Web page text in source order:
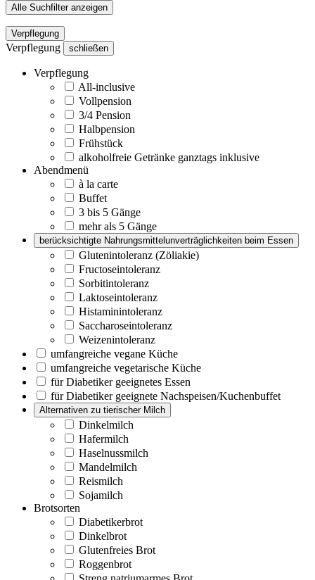
Alle Suchfilter anzeigen
Verpflegung
Verpflegung schließen
Verpflegung
All-inclusive
Vollpension
3/4 Pension
Halbpension
Frühstück
alkoholfreie Getränke ganztags inklusive
Abendmenü
à la carte
Buffet
3 bis 5 Gänge
mehr als 5 Gänge
berücksichtigte Nahrungsmittelunverträglichkeiten beim Essen
Glutenintoleranz (Zöliakie)
Fructoseintoleranz
Sorbitintoleranz
Laktoseintoleranz
Histaminintoleranz
Saccharoseintoleranz
Weizenintoleranz
umfangreiche vegane Küche
umfangreiche vegetarische Küche
für Diabetiker geeignetes Essen
für Diabetiker geeignete Nachspeisen/Kuchenbuffet
Alternativen zu tierischer Milch
Dinkelmilch
Hafermilch
Haselnussmilch
Mandelmilch
Reismilch
Sojamilch
Brotsorten
Diabetikerbrot
Dinkelbrot
Glutenfreies Brot
Roggenbrot